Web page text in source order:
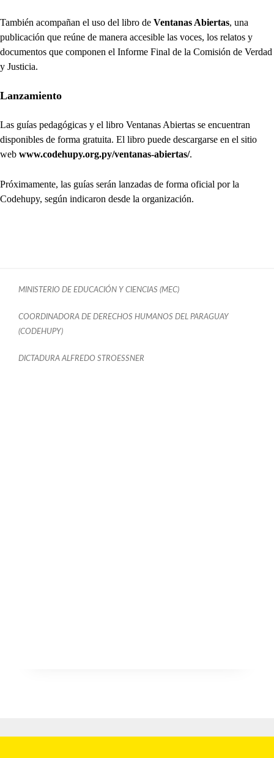
También acompañan el uso del libro de Ventanas Abiertas, una
publicación que reúne de manera accesible las voces, los relatos y
documentos que componen el Informe Final de la Comisión de Verdad
y Justicia.
Lanzamiento
Las guías pedagógicas y el libro Ventanas Abiertas se encuentran
disponibles de forma gratuita. El libro puede descargarse en el sitio
web www.codehupy.org.py/ventanas-abiertas/.
Próximamente, las guías serán lanzadas de forma oficial por la
Codehupy, según indicaron desde la organización.
MINISTERIO DE EDUCACIÓN Y CIENCIAS (MEC)
COORDINADORA DE DERECHOS HUMANOS DEL PARAGUAY
(CODEHUPY)
DICTADURA ALFREDO STROESSNER